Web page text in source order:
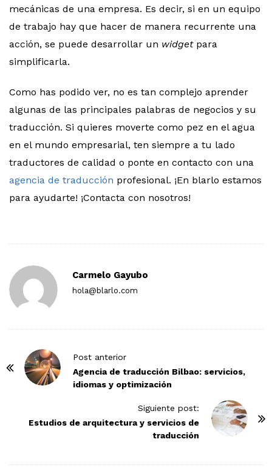
mecánicas de una empresa. Es decir, si en un equipo
de trabajo hay que hacer de manera recurrente una
acción, se puede desarrollar un widgetpara
simplificarla.
Como has podido ver, no es tan complejo aprender
algunas de las principales palabras de negocios y su
traducción. Si quieres moverte como pez en el agua
en el mundo empresarial, ten siempre a tu lado
traductores de calidad o ponte en contacto con una
agencia de traducción profesional. ¡En blarlo estamos
para ayudarte! ¡Contacta con nosotros!
Carmelo Gayubo
hola@blarlo.com
Post anterior
Agencia de traducción Bilbao: servicios,
idiomas y optimización
Siguiente post:
Estudios de arquitectura y servicios de
traducción